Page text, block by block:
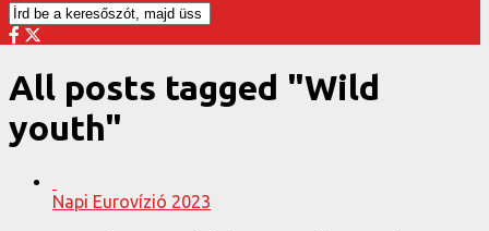
All posts tagged "Wild
youth"
Napi Eurovízió 2023